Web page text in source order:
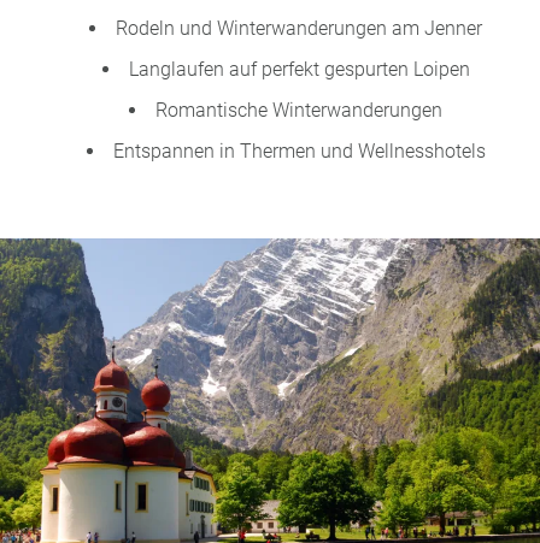
Rodeln und Winterwanderungen am Jenner
Langlaufen auf perfekt gespurten Loipen
Romantische Winterwanderungen
Entspannen in Thermen und Wellnesshotels